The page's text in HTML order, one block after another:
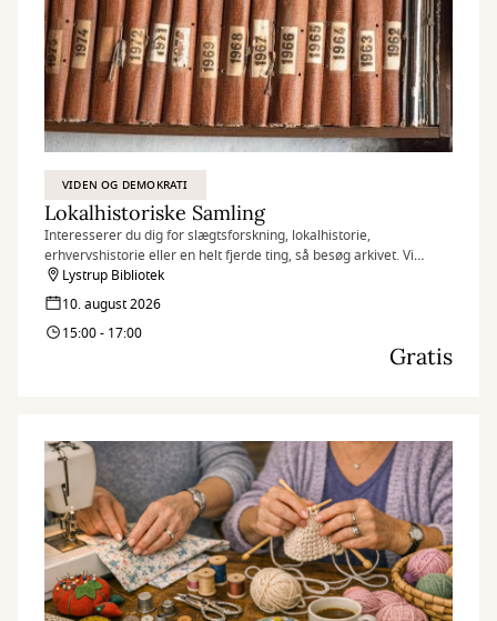
VIDEN OG DEMOKRATI
Lokalhistoriske Samling
Interesserer du dig for slægtsforskning, lokalhistorie,
erhvervshistorie eller en helt fjerde ting, så besøg arkivet. Vi
hjælper dig med at finde de informationer, som du søger.
Lystrup Bibliotek
10. august 2026
15:00 - 17:00
Gratis